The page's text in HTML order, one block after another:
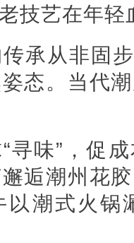
技艺在年
承从非固
态。当代
寻味”，促
逅潮州花
以潮式火锅